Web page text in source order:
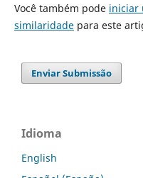
Você também pode iniciar
similaridadepara este
Enviar Submissão
Idioma
English